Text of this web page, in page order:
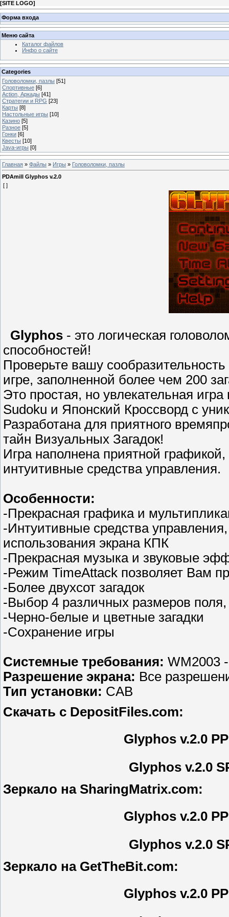
[SITE LOGO]
Форма входа
Меню сайта
Каталог файлов
Инфо о сайте
Categories
Головоломки, пазлы [51]
Спортивные [6]
Action, Аркады [41]
Стратегии и RPG [23]
Карты [8]
Настольные игры [10]
Казино [5]
Разное [5]
Гонки [6]
Квесты [10]
Java-игры [0]
Главная » Файлы » Игры » Головоломки, пазлы
PDAmill Glyphos v.2.0
[ ]
Glyphos - это логическая
способностей!
Проверьте вашу
игре, заполненной более чем 200
Это простая, но увлекательная
Sudoku и Японский Кроссворд с
Разработана для приятного
тайн Визуальных Загадок!
Игра наполнена приятной
интуитивные средства управления.
Особенности:
-Прекрасная графика и
-Интуитивные средства
использования экрана КПК
-Прекрасная музыка и звуковые
-Режим TimeAttack позволяет Вам
-Более двухсот загадок
-Выбор 4 различных размеров
-Черно-белые и цветные загадки
-Сохранение игры
Системные требования: WM2003
Разрешение экрана: Все
Тип установки: CAB
Скачать с DepositFiles.com:
Glyphos v.2.0
Glyphos v.2.0
Зеркало на SharingMatrix.com:
Glyphos v.2.0
Glyphos v.2.0
Зеркало на GetTheBit.com:
Glyphos v.2.0